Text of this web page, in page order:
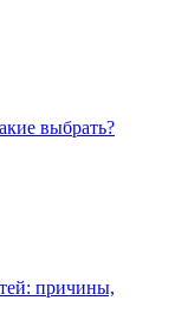
выбрать?
причины,